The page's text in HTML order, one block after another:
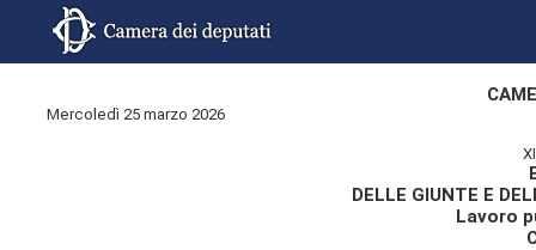
Mercoledì 25 marzo 2026
DELLE GIUNTE E
Lavoro